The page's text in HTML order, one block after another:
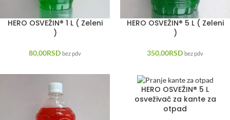
HERO OSVEŽIN® 1 L ( Zeleni
)
80,00RSD bez pdv
HERO OSVEŽIN® 5 L ( Zeleni
)
350,00RSD bez pdv
HERO OSVEŽIN® 5 L
osveživač za kante za
otpad